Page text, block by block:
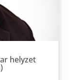
helyzet